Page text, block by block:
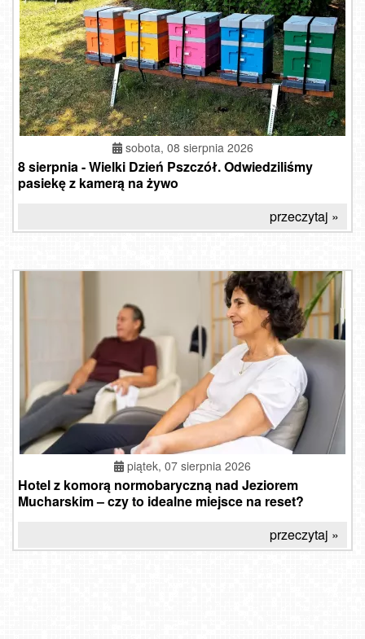
sobota, 08 sierpnia 2026
8 sierpnia - Wielki Dzień Pszczół. Odwiedziliśmy
pasiekę z kamerą na żywo
przeczytaj »
piątek, 07 sierpnia 2026
Hotel z komorą normobaryczną nad Jeziorem
Mucharskim – czy to idealne miejsce na reset?
przeczytaj »